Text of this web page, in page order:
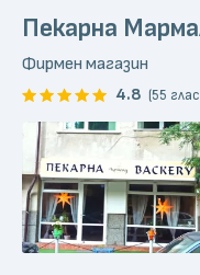
Пекарна
Фирмен магазин
4.8 (55